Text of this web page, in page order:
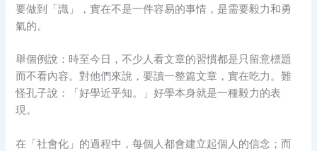
要做到「識」，實在不是一件容易的事情，是需要毅力和勇
氣的。
舉個例說：時至今日，不少人看文章的習慣都是只留意標題
而不看內容。對他們來說，要讀一整篇文章，實在吃力。難
怪孔子說：「好學近乎知。」好學本身就是一種毅力的表
現。
在「社會化」的過程中，每個人都會建立起個人的信念；而